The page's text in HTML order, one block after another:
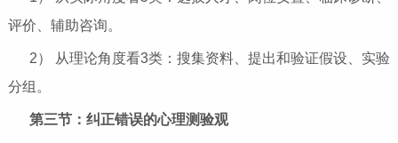
评价、辅助咨询。
2） 从理论角度看3类：搜集资料、提出和验证假设、实验
分组。
第三节：纠正错误的心理测验观